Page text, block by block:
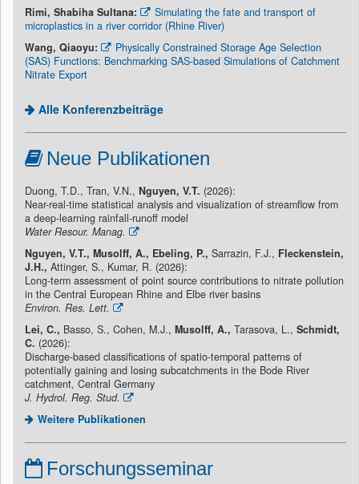
Rimi, Shabiha Sultana:
Simulating the fate and transport of
microplastics in a river corridor (Rhine River)
Wang, Qiaoyu:
Physically Constrained Storage Age Selection
(SAS) Functions: Benchmarking SAS-based Simulations of Catchment
Nitrate Export
Alle Konferenzbeiträge
Neue Publikationen
Duong, T.D., Tran, V.N., Nguyen, V.T. (2026):
Near-real-time statistical analysis and visualization of streamflow from
a deep-learning rainfall-runoff model
Water Resour. Manag.
Nguyen, V.T., Musolff, A., Ebeling, P., Sarrazin, F.J., Fleckenstein,
J.H., Attinger, S., Kumar, R. (2026):
Long-term assessment of point source contributions to nitrate pollution
in the Central European Rhine and Elbe river basins
Environ. Res. Lett.
Lei, C., Basso, S., Cohen, M.J., Musolff, A., Tarasova, L., Schmidt,
C. (2026):
Discharge-based classifications of spatio-temporal patterns of
potentially gaining and losing subcatchments in the Bode River
catchment, Central Germany
J. Hydrol. Reg. Stud.
Weitere Publikationen
Forschungsseminar